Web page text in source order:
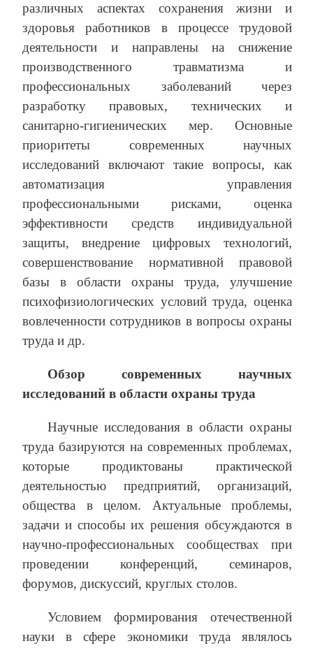
различных аспектах сохранения жизни и
здоровья работников в процессе трудовой
деятельности и направлены на снижение
производственного травматизма и
профессиональных заболеваний через
разработку правовых, технических и
санитарно-гигиенических мер. Основные
приоритеты современных научных
исследований включают такие вопросы, как
автоматизация управления
профессиональными рисками, оценка
эффективности средств индивидуальной
защиты, внедрение цифровых технологий,
совершенствование нормативной правовой
базы в области охраны труда, улучшение
психофизиологических условий труда, оценка
вовлеченности сотрудников в вопросы охраны
труда и др.
Обзор современных научных
исследований в области охраны труда
Научные исследования в области охраны
труда базируются на современных проблемах,
которые продиктованы практической
деятельностью предприятий, организаций,
общества в целом. Актуальные проблемы,
задачи и способы их решения обсуждаются в
научно-профессиональных сообществах при
проведении конференций, семинаров,
форумов, дискуссий, круглых столов.
Условием формирования отечественной
науки в сфере экономики труда являлось